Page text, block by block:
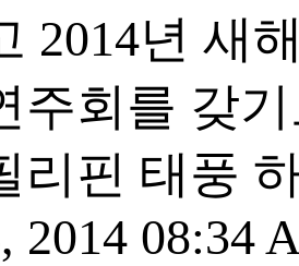
2014년 새
주회를 갖
리핀 태풍
2014 08:34